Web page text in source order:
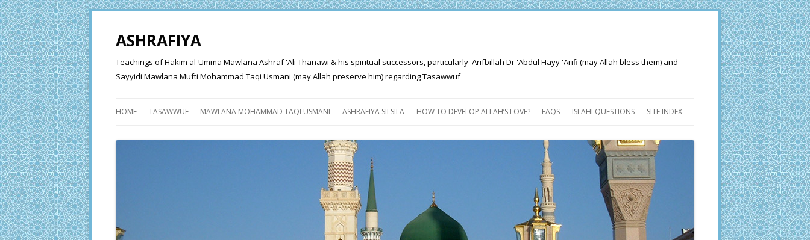
ASHRAFIYA
Teachings of Hakim al-Umma Mawlana Ashraf 'Ali Thanawi & his spiritual successors, particularly 'Arifbillah Dr 'Abdul Hayy 'Arifi (may Allah bless them) and
Sayyidi Mawlana Mufti Mohammad Taqi Usmani (may Allah preserve him) regarding Tasawwuf
HOME TASAWWUF MAWLANA MOHAMMAD TAQI USMANI ASHRAFIYA SILSILA
ASHRAFIYA PATH
FOR THE SEEKER
PROGRESS EXPLAINED
HOW TO DEVELOP ALLAH’S LOVE? FAQS ISLAHI QUESTIONS SITE INDEX